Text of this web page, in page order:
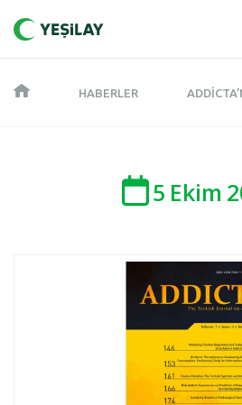
HABERLER
5 Ekim